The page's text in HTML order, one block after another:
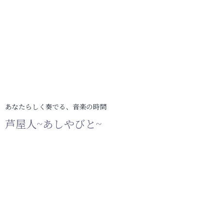
あなたらしく奏でる、音楽の時間
芦屋人~あしやびと~